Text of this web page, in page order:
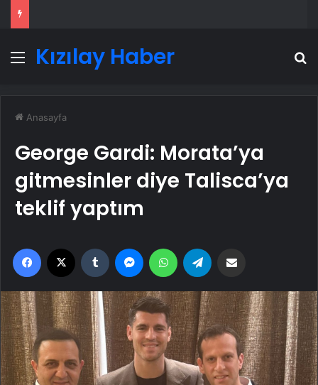
Menü
Kızılay Haber
Anasayfa
George Gardi: Morata’ya
gitmesinler diye Talisca’ya
teklif yaptım
Facebook Tumblr MessengerWhatsApp